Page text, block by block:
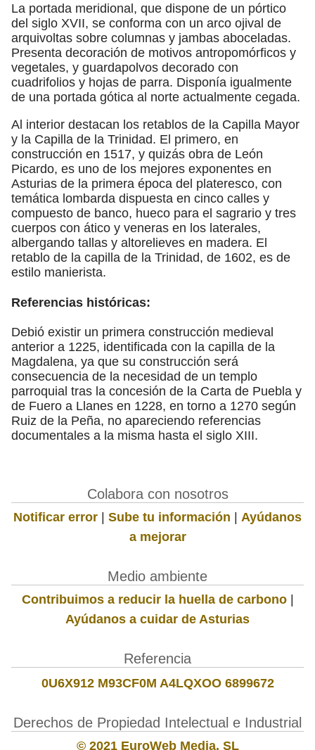
La portada meridional, que dispone de un pórtico
del siglo XVII, se conforma con un arco ojival de
arquivoltas sobre columnas y jambas aboceladas.
Presenta decoración de motivos antropomórficos y
vegetales, y guardapolvos decorado con
cuadrifolios y hojas de parra. Disponía igualmente
de una portada gótica al norte actualmente cegada.
Al interior destacan los retablos de la Capilla Mayor
y la Capilla de la Trinidad. El primero, en
construcción en 1517, y quizás obra de León
Picardo, es uno de los mejores exponentes en
Asturias de la primera época del plateresco, con
temática lombarda dispuesta en cinco calles y
compuesto de banco, hueco para el sagrario y tres
cuerpos con ático y veneras en los laterales,
albergando tallas y altorelieves en madera. El
retablo de la capilla de la Trinidad, de 1602, es de
estilo manierista.
Referencias históricas:
Debió existir un primera construcción medieval
anterior a 1225, identificada con la capilla de la
Magdalena, ya que su construcción será
consecuencia de la necesidad de un templo
parroquial tras la concesión de la Carta de Puebla y
de Fuero a Llanes en 1228, en torno a 1270 según
Ruiz de la Peña, no apareciendo referencias
documentales a la misma hasta el siglo XIII.
Colabora con nosotros
Notificar error | Sube tu información | Ayúdanos
a mejorar
Medio ambiente
Contribuimos a reducir la huella de carbono|
Ayúdanos a cuidar de Asturias
Referencia
0U6X912 M93CF0M A4LQXOO 6899672
Derechos de Propiedad Intelectual e Industrial
© 2021 EuroWeb Media, SL